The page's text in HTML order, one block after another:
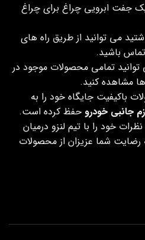
جفت ابرویی چراغ برای چراغ
می توانید از طریق راه های
تماس باشید.
تمامی محصولات موجود در
مشاهده کنید.
باکیفیت جایگاه خود را به
جانبی خودرو حفظ کرده است.
خود را با تیم لنزو درمیان
رضایت شما عزیزان از محصولات